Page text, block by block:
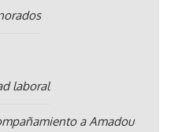
laboral
a Amadou